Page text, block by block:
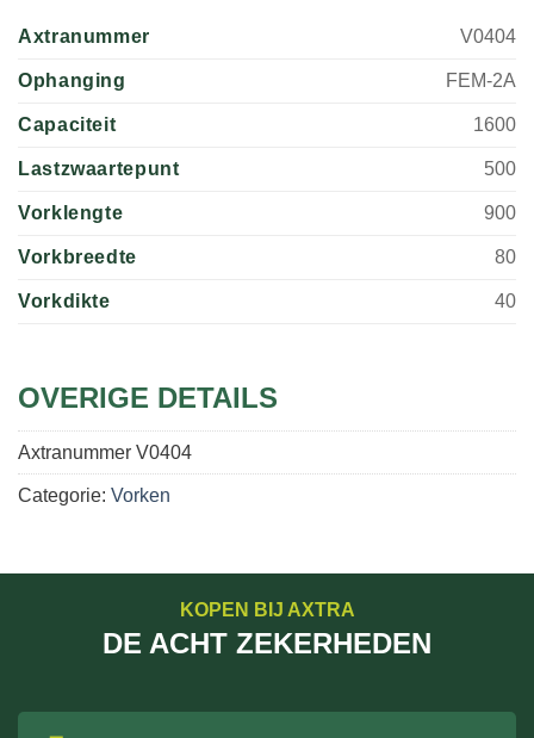
Axtranummer V0404
Ophanging FEM-2A
Capaciteit 1600
Lastzwaartepunt 500
Vorklengte 900
Vorkbreedte 80
Vorkdikte 40
OVERIGE DETAILS
Axtranummer V0404
Categorie: Vorken
KOPEN BIJ AXTRA
DE ACHT ZEKERHEDEN